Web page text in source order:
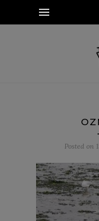
Posted on